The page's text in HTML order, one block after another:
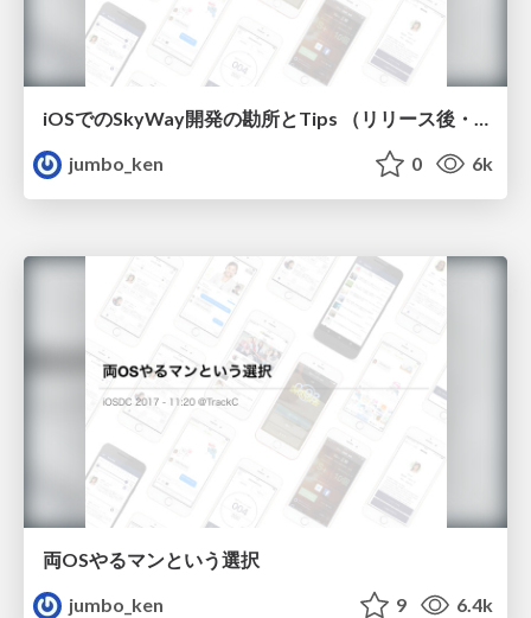
iOSでのSkyWay開発の勘所とTips （リリース後・新SDK編）
jumbo_ken
0 6k
両OSやるマンという選択
jumbo_ken
9 6.4k